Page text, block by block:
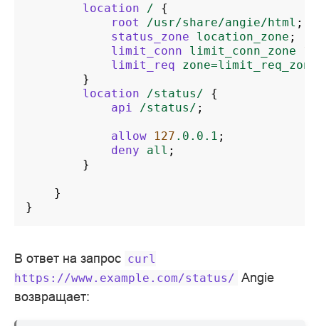
location /
{
root
/usr/share/angie/html ;
status_zone
location_zone ;
limit_conn
limit_conn_zone
limit_req
zone=limit_req_zone
}
location
/status/
{
api
/status/ ;
allow 127 .0.0.1 ;
deny
all ;
}
}
}
В ответ на запрос curl
https://www.example.com/status/ Angie
возвращает: